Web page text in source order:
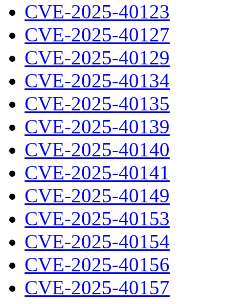
CVE-2025-40123
CVE-2025-40127
CVE-2025-40129
CVE-2025-40134
CVE-2025-40135
CVE-2025-40139
CVE-2025-40140
CVE-2025-40141
CVE-2025-40149
CVE-2025-40153
CVE-2025-40154
CVE-2025-40156
CVE-2025-40157